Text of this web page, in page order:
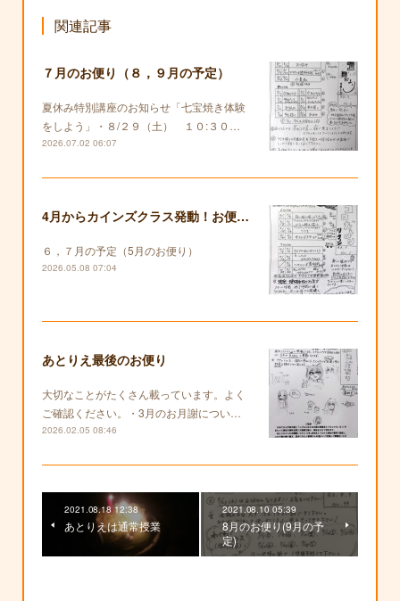
関連記事
７月のお便り（８，９月の予定）
夏休み特別講座のお知らせ「七宝焼き体験
をしよう」・８/２９（土） １０:３０…
2026.07.02 06:07
4月からカインズクラス発動！お便りも復活します！
６，７月の予定（5月のお便り）
2026.05.08 07:04
あとりえ最後のお便り
大切なことがたくさん載っています。よく
ご確認ください。・3月のお月謝につい…
2026.02.05 08:46
2021.08.18 12:38
あとりえは通常授業
2021.08.10 05:39
8月のお便り(9月の予
定)